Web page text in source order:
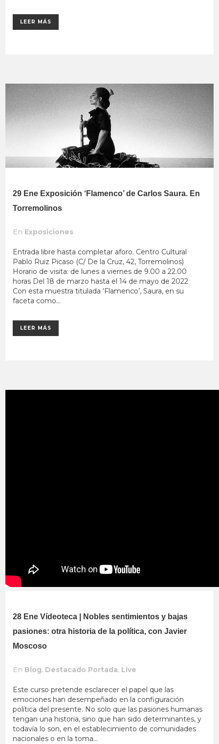
LEER MÁS
29 Ene Exposición ‘Flamenco’ de Carlos Saura. En
Torremolinos
En Exposiciones
Entrada libre hasta completar aforo. Centro Cultural
Pablo Ruiz Picaso (C/ De la Cruz, 42, Torremolinos)
Horario de visita: de lunes a viernes de 9.00 a 22.00
horas Del 18 de marzo hasta el 14 de mayo de 2022
Con esta muestra titulada ‘Flamenco’, Saura, en su
faceta como...
LEER MÁS
28 Ene Vídeoteca | Nobles sentimientos y bajas
pasiones: otra historia de la política, con Javier
Moscoso
En Blog, Destacado Portada, Live
Este curso pretende esclarecer el papel que las
emociones han desempeñado en la configuración
política del presente. No solo que las pasiones humanas
tengan una historia, sino que han sido determinantes, y
todavía lo son, en el establecimiento de comunidades
nacionales o en la toma...